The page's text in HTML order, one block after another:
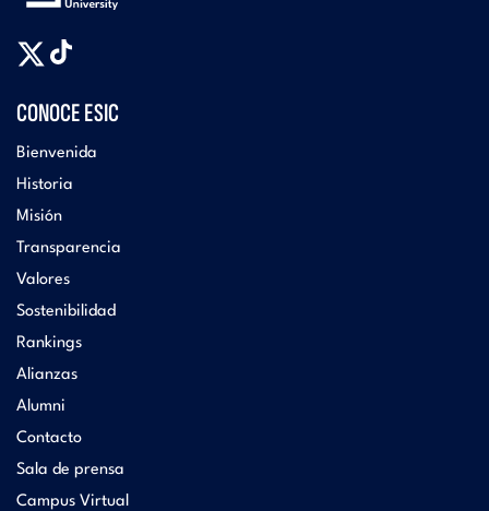
CONOCE ESIC
Bienvenida
Historia
Misión
Transparencia
Valores
Sostenibilidad
Rankings
Alianzas
Alumni
Contacto
Sala de prensa
Campus Virtual